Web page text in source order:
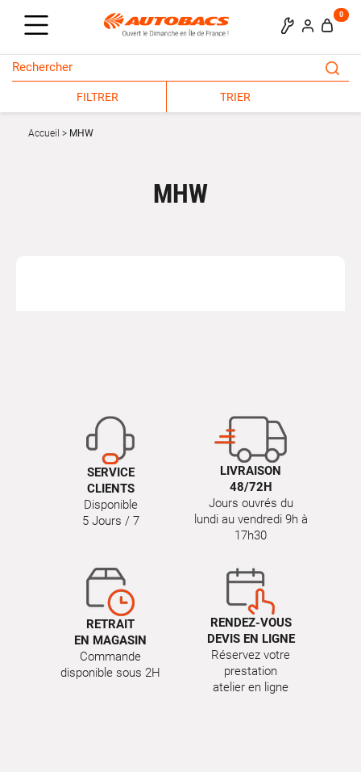
0
FILTRER TRIER
Accueil MHW
MHW
SERVICE
CLIENTS
Disponible
5 Jours / 7
LIVRAISON
48/72H
Jours ouvrés du
lundi au vendredi 9h à
17h30
RETRAIT
EN MAGASIN
Commande
disponible sous 2H
RENDEZ-VOUS
DEVIS EN LIGNE
Réservez votre
prestation
atelier en ligne